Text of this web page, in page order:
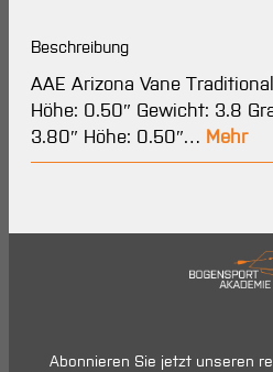
Beschreibung
AAE Arizona Vane
Höhe: 0.50″ Gewicht: 3.8
3.80″ Höhe: 0.50″… Mehr
Abonnieren Sie jetzt unseren